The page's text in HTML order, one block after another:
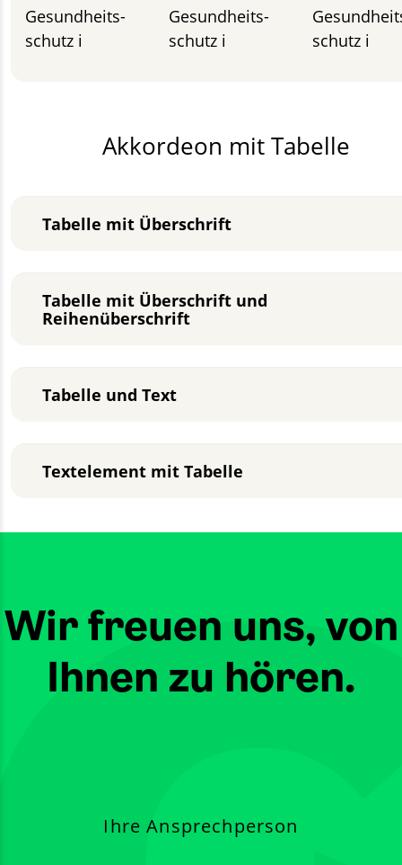
Gesund­heits­
schutz i
Gesund­heits­
schutz i
schutz i
Akkordeon mit Tabelle
Tabelle mit Überschrift
Tabelle mit Überschrift und
Reihenüberschrift
Tabelle und Text
Textelement mit Tabelle
Wir freuen uns, von
Ihnen zu hören.
Ihre Ansprechperson